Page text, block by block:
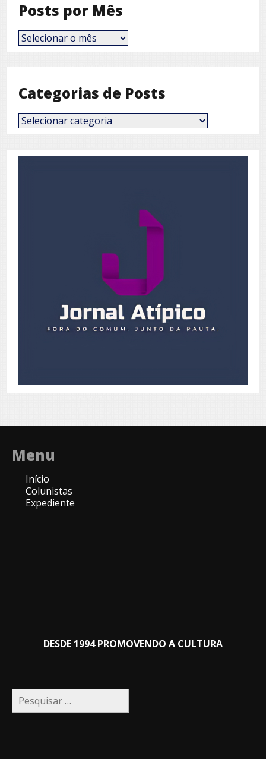
Posts por Mês
Posts
por
Categorias de Posts
Categorias
de
Menu
Início
Colunistas
Expediente
DESDE 1994 PROMOVENDO A CULTURA
Pesquisar
por: